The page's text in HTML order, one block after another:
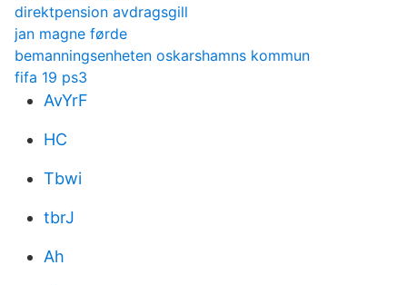
direktpension avdragsgill
jan magne førde
bemanningsenheten oskarshamns kommun
fifa 19 ps3
AvYrF
HC
Tbwi
tbrJ
Ah